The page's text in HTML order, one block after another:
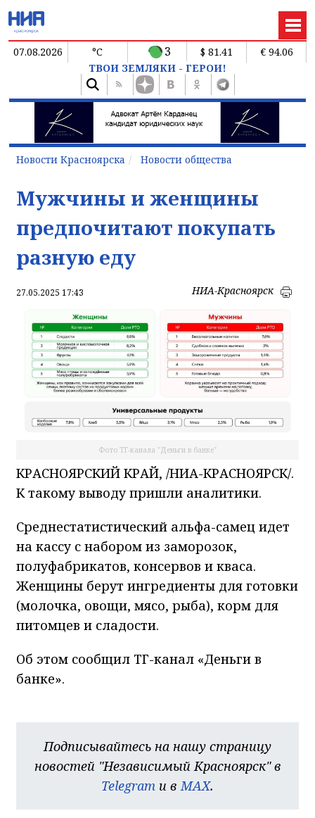
07.08.2026 °C 3 $ 81.41
€ 94.06
ТВОИ ЗЕМЛЯКИ - ГЕРОИ!
Новости Красноярска Новости общества
Мужчины и женщины
предпочитают покупать
разную еду
27.05.2025 17:43 НИА-Красноярск
Фото ТГ-канала "Деньги в банке"
КРАСНОЯРСКИЙ КРАЙ, /НИА-КРАСНОЯРСК/.
К такому выводу пришли аналитики.
Среднестатистический альфа-самец идет
на кассу с набором из заморозок,
полуфабрикатов, консервов и кваса.
Женщины берут ингредиенты для готовки
(молочка, овощи, мясо, рыба), корм для
питомцев и сладости.
Об этом сообщил ТГ-канал «Деньги в
банке».
Подписывайтесь на нашу страницу
новостей "Независимый Красноярск" в
Telegram и вMAX.